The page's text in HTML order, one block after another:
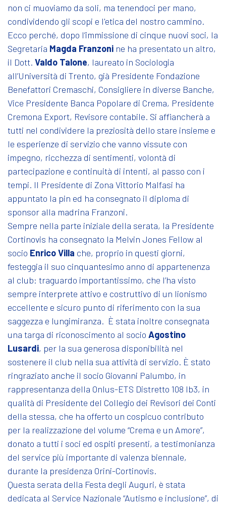
non ci muoviamo da soli, ma tenendoci per mano,
condividendo gli scopi e l'etica del nostro cammino.
Ecco perché, dopo l’immissione di cinque nuovi soci, la
Segretaria Magda Franzoni ne ha presentato un altro,
il Dott. Valdo Talone, laureato in Sociologia
all’Università di Trento, già Presidente Fondazione
Benefattori Cremaschi, Consigliere in diverse Banche,
Vice Presidente Banca Popolare di Crema, Presidente
Cremona Export, Revisore contabile. Si affiancherà a
tutti nel condividere la preziosità dello stare insieme e
le esperienze di servizio che vanno vissute con
impegno, ricchezza di sentimenti, volontà di
partecipazione e continuità di intenti, al passo con i
tempi. Il Presidente di Zona Vittorio Malfasi ha
appuntato la pin ed ha consegnato il diploma di
sponsor alla madrina Franzoni.
Sempre nella parte iniziale della serata, la Presidente
Cortinovis ha consegnato la Melvin Jones Fellow al
socio Enrico Villa che, proprio in questi giorni,
festeggia il suo cinquantesimo anno di appartenenza
al club: traguardo importantissimo, che l’ha visto
sempre interprete attivo e costruttivo di un lionismo
eccellente e sicuro punto di riferimento con la sua
saggezza e lungimiranza. È stata inoltre consegnata
una targa di riconoscimento al socio Agostino
Lusardi, per la sua generosa disponibilità nel
sostenere il club nella sua attività di servizio. È stato
ringraziato anche il socio Giovanni Palumbo, in
rappresentanza della Onlus-ETS Distretto 108 Ib3, in
qualità di Presidente del Collegio dei Revisori dei Conti
della stessa, che ha offerto un cospicuo contributo
per la realizzazione del volume “Crema e un Amore”,
donato a tutti i soci ed ospiti presenti, a testimonianza
del service più importante di valenza biennale,
durante la presidenza Orini-Cortinovis.
Questa serata della Festa degli Auguri, è stata
dedicata al Service Nazionale “Autismo e inclusione”, di